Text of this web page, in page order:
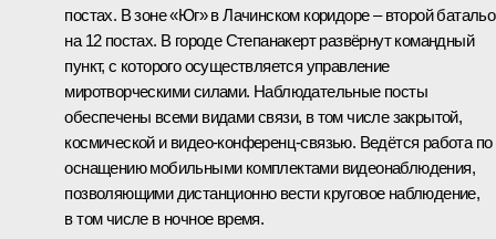
постах. В зоне «Юг» в Лачинском коридоре – второй
на 12 постах. В городе Степанакерт развёрнут командный
пункт, с которого осуществляется управление
миротворческими силами. Наблюдательные посты
обеспечены всеми видами связи, в том числе закрытой,
космической и видео-конференц-связью. Ведётся работа по
оснащению мобильными комплектами видеонаблюдения,
позволяющими дистанционно вести круговое наблюдение,
в том числе в ночное время.